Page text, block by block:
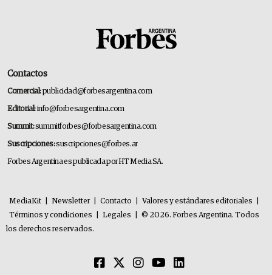
Contactos
Comercial:publicidad@forbesargentina.com
Editorial:info@forbesargentina.com
Summit:summitforbes@forbesargentina.com
Suscripciones:suscripciones@forbes.ar
Forbes Argentina es publicada por HT Media SA.
MediaKit Newsletter Contacto Valores y estándares editoriales
Términos y condiciones
Legales
© 2026. Forbes Argentina. Todos
los derechos reservados.